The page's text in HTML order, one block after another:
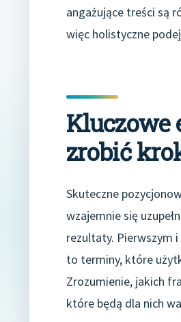
angażujące treści są
więc holistyczne
Kluczowe
zrobić
Skuteczne
wzajemnie się
rezultaty. Pierwszym
to terminy, które
Zrozumienie, jakich
które będą dla nich